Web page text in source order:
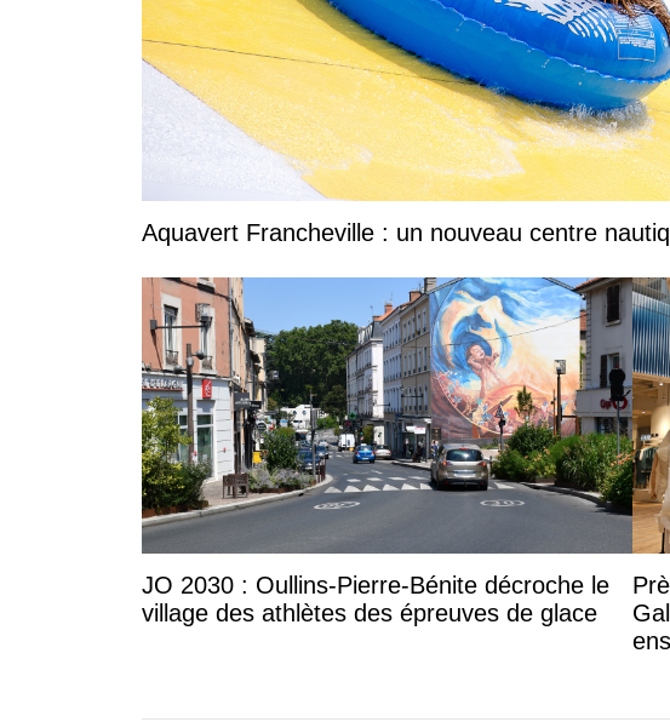
Aquavert Francheville : un nouveau centre
JO 2030 : Oullins-Pierre-Bénite décroche le
village des athlètes des épreuves de glace